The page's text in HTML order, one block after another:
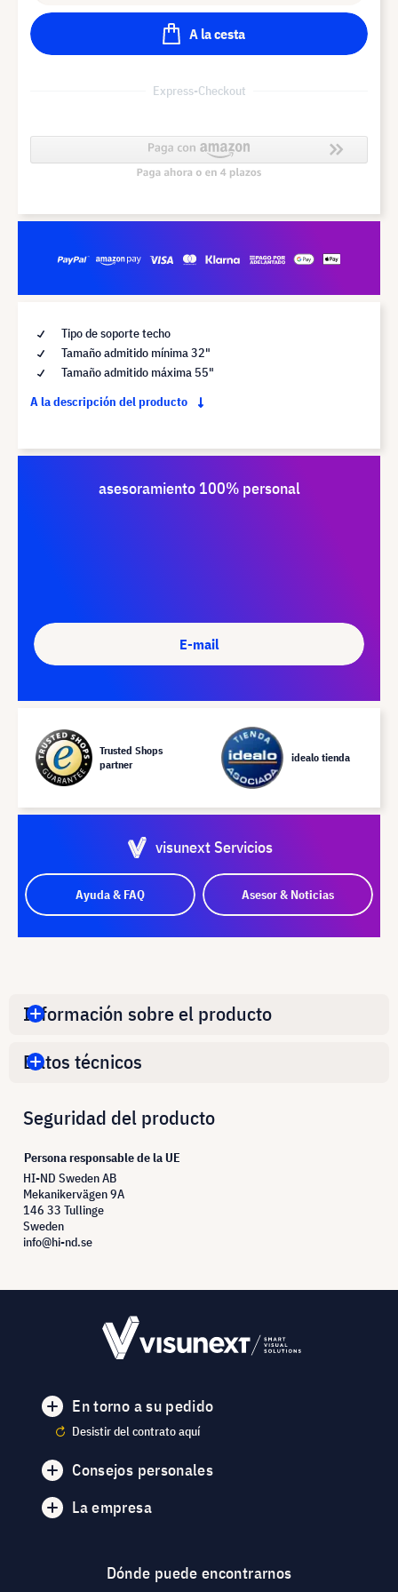
A la cesta
Express-Checkout
Tipo de soporte techo
Tamaño admitido mínima 32"
Tamaño admitido máxima 55"
A la descripción del producto
asesoramiento 100% personal
E-mail
Trusted Shops
partner
idealo tienda
visunext Servicios
Ayuda & FAQ Asesor & Noticias
Información sobre el producto
Datos técnicos
Seguridad del producto
Persona responsable de la UE
HI-ND Sweden AB
Mekanikervägen 9A
146 33 Tullinge
Sweden
info@hi-nd.se
En torno a su pedido
Desistir del contrato aquí
Consejos personales
La empresa
Dónde puede encontrarnos